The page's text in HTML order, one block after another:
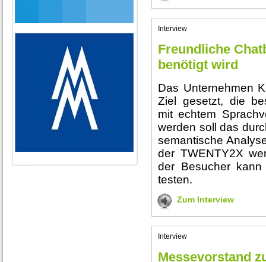
Interview
Freundliche
benötigt wird
Das Unternehmen
Ziel gesetzt, die
mit echtem
werden soll das
semantische
der TWENTY2X
der Besucher
testen.
Zum Interview
Interview
Messevorstand